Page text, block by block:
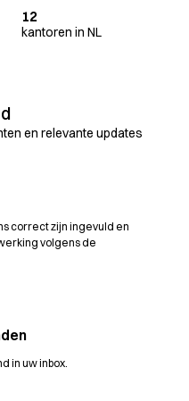
12
kantoren in NL
en relevante updates
correct zijn ingevuld en
volgens de
in uw inbox.